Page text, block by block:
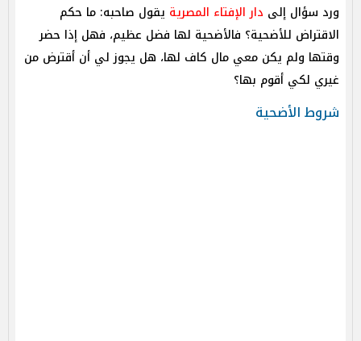
ورد سؤال إلى دار الإفتاء المصرية يقول صاحبه: ما حكم
الاقتراض للأضحية؟ فالأضحية لها فضل عظيم، فهل إذا حضر
وقتها ولم يكن معي مال كاف لها، هل يجوز لي أن أقترض من
غيري لكي أقوم بها؟
شروط الأضحية